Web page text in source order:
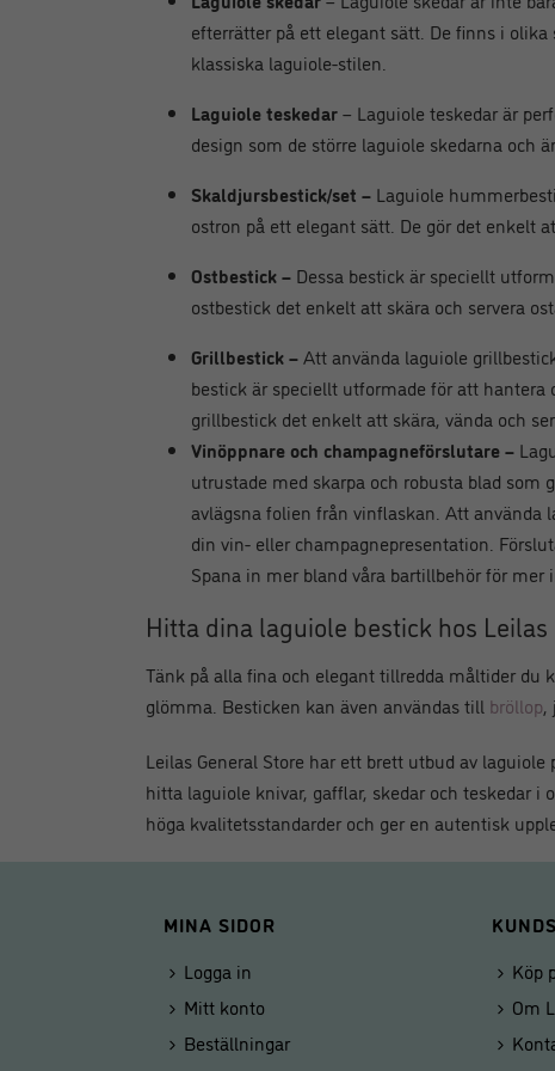
efterrätter på ett elegant sätt. De finns i
klassiska laguiole-stilen.
Laguiole teskedar– Laguiole teskedar är
design som de större laguiole skedarna och
Skaldjursbestick/set – Laguiole
ostron på ett elegant sätt. De gör det enkelt
Ostbestick – Dessa bestick är speciellt
ostbestick det enkelt att skära och servera
Grillbestick –Att använda laguiole
bestick är speciellt utformade för att
grillbestick det enkelt att skära, vända och
Vinöppnare och champagneförslutare –
utrustade med skarpa och robusta blad
avlägsna folien från vinflaskan. Att använda
din vin- eller champagnepresentation.
Spana in mer bland våra bartillbehörför mer
Hitta dina laguiole bestick hos Leilas
Tänk på alla fina och elegant tillredda måltider du
glömma. Besticken kan även användas till bröllop,
Leilas General Store har ett brett utbud av
hitta laguiole knivar, gafflar, skedar och teskedar
höga kvalitetsstandarder och ger en autentisk
MINA SIDOR
Logga in
Mitt konto
Beställningar
Köp
Om